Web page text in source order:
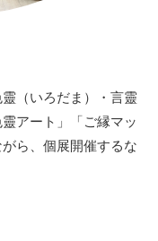
（いろだま）・言靈
アート」「ご縁マッ
ら、個展開催するな